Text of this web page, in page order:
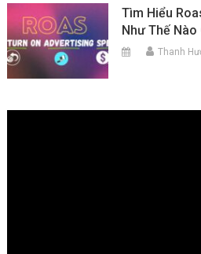
Tìm Hiểu
Như Thế Nào
Thanh